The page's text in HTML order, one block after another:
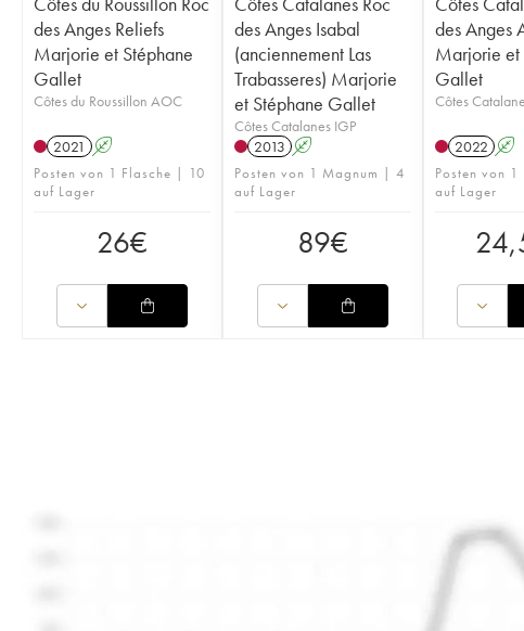
des Anges Reliefs
Marjorie et Stéphane
Gallet
Côtes du Roussillon AOC
2021 A
Posten von 1 Flasche | 10
auf Lager
26€
des Anges Isabal
(anciennement Las
Trabasseres) Marjorie
et Stéphane Gallet
Côtes Catalanes IGP
2013 A
Posten von 1 Magnum | 4
auf Lager
89€
des Anges
Marjorie et
Gallet
Côtes
2022 A
Posten von
auf Lager